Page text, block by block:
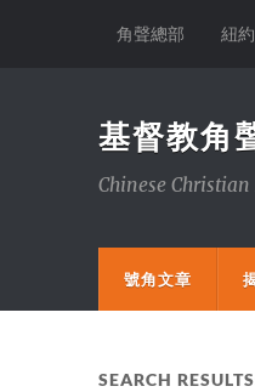
角聲總部 紐約
基督教角
Chinese
號角文章
SEARCH